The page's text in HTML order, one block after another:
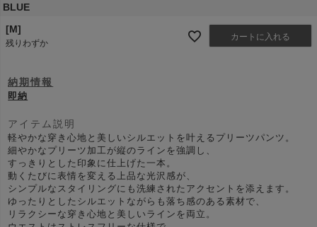
BLUE
[M]
残りわずか
カートに入れる
納期情報
即納
アイテム説明
軽やかな穿き心地と美しいシルエットを叶えるプリーツパンツ。
細やかなプリーツ加工が縦のラインを強調し、
すっきりとした印象に仕上げた一本。
動くたびに表情を変える上品な光沢感が、
シンプルなスタイリングにも洗練されたアクセントを添えます。
ゆったりとしたシルエットながらも落ち感のある素材で、
リラクシーな穿き心地と美しいラインを両立。